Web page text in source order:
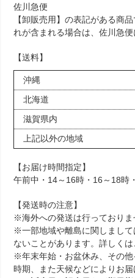
佐川急便
【卸販売用】の表記がある商
れが含まれる場合は、佐川急便
【送料】
沖縄
北海道
滋賀県内
上記以外の地域
【お届け時間指定】
午前中・14～16時・16～18時
【発送時の注意】
※海外への発送は行っておりま
※一部地域や離島に関しまし
ないことがあります。詳しくは
※年末年始・お盆休み、その
時期、また天候などによりお